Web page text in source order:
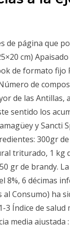
de página que
cm)
de formato fijo
de
de las Antillas,
sentido los
y Sancti
300gr
triturado, 1 kg
gr de brandy.
8%, 6 décimas
Consumo) ha
3 Índice de
media ajustada